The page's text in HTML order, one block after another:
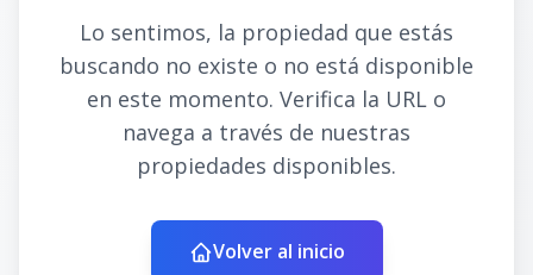
Lo sentimos, la propiedad que estás
buscando no existe o no está disponible
en este momento. Verifica la URL o
navega a través de nuestras
propiedades disponibles.
Volver al inicio